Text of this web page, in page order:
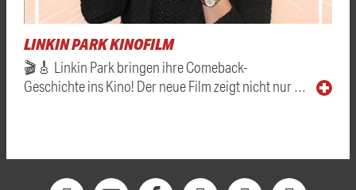
LINKIN PARK KINOFILM
🎬🎸 Linkin Park bringen ihre Comeback-
Geschichte ins Kino! Der neue Film zeigt nicht nur …